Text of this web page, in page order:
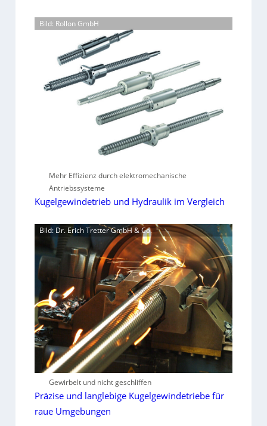
Bild: Rollon GmbH
Mehr Effizienz durch elektromechanische
Antriebssysteme
Kugelgewindetrieb und Hydraulik im Vergleich
Bild: Dr. Erich Tretter GmbH & Co.
Gewirbelt und nicht geschliffen
Präzise und langlebige Kugelgewindetriebe für
raue Umgebungen